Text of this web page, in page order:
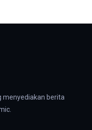
menyediakan berita